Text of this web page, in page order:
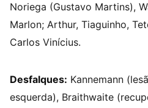
Noriega (Gustavo Martins),
Marlon; Arthur, Tiaguinho,
Carlos Vinícius.
Desfalques: Kannemann
esquerda), Braithwaite